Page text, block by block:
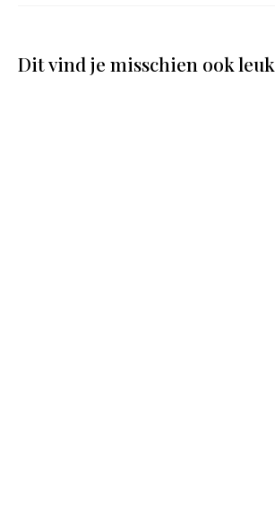
Dit vind je misschien ook leuk